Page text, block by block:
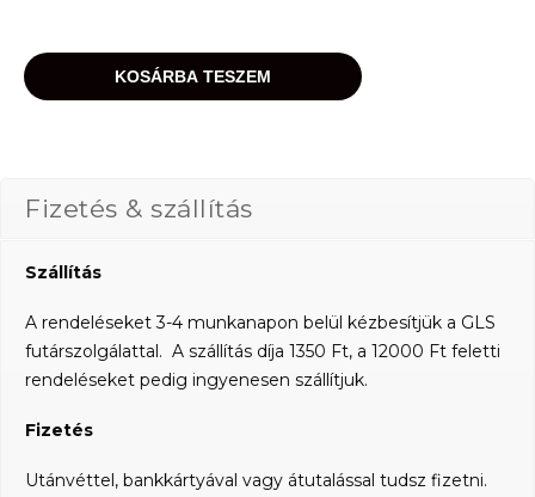
KOSÁRBA TESZEM
Fizetés & szállítás
Szállítás
A rendeléseket 3-4 munkanapon belül kézbesítjük a GLS
futárszolgálattal. A szállítás díja 1350 Ft, a 12000 Ft feletti
rendeléseket pedig ingyenesen szállítjuk.
Fizetés
Utánvéttel, bankkártyával vagy átutalással tudsz fizetni.